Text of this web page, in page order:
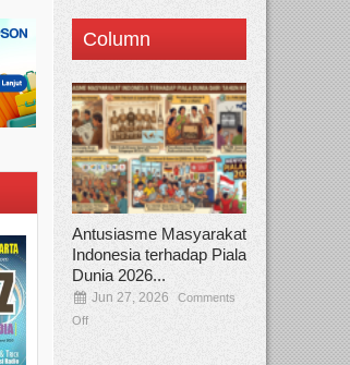
Column
Antusiasme Masyarakat
Indonesia terhadap Piala
Dunia 2026...
Jun 27, 2026
Comments
Off